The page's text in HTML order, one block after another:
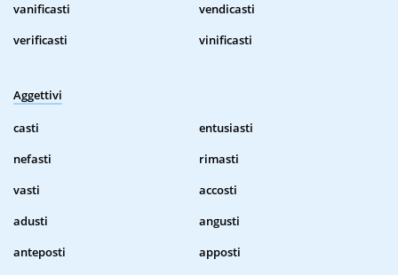
vanificasti
vendicasti
verificasti
vinificasti
Aggettivi
casti
entusiasti
nefasti
rimasti
vasti
accosti
adusti
angusti
anteposti
apposti